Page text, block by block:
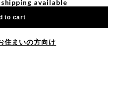
available
to cart
住まいの方向け